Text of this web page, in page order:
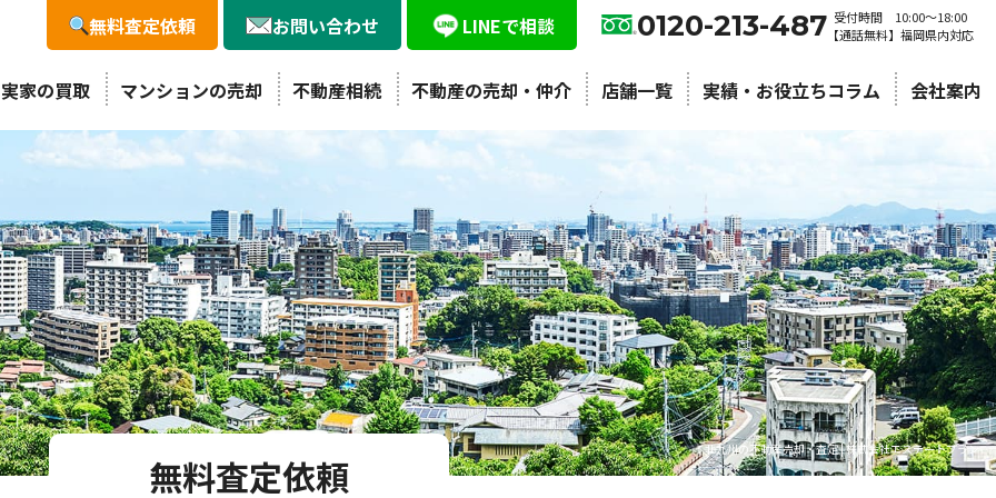
無料査定依頼 お問い合わせ LINEで相談 0120-213-487 受付時間 10:00〜18:00
【通話無料】福岡県内対応
家の買取 マンションの売却 不動産相続 不動産の売却・仲介 店舗一覧 実績・お役立ちコラム 会社案内
北九州の不動産売却・査定 | 株式会社エステートプラン
無料査定依頼